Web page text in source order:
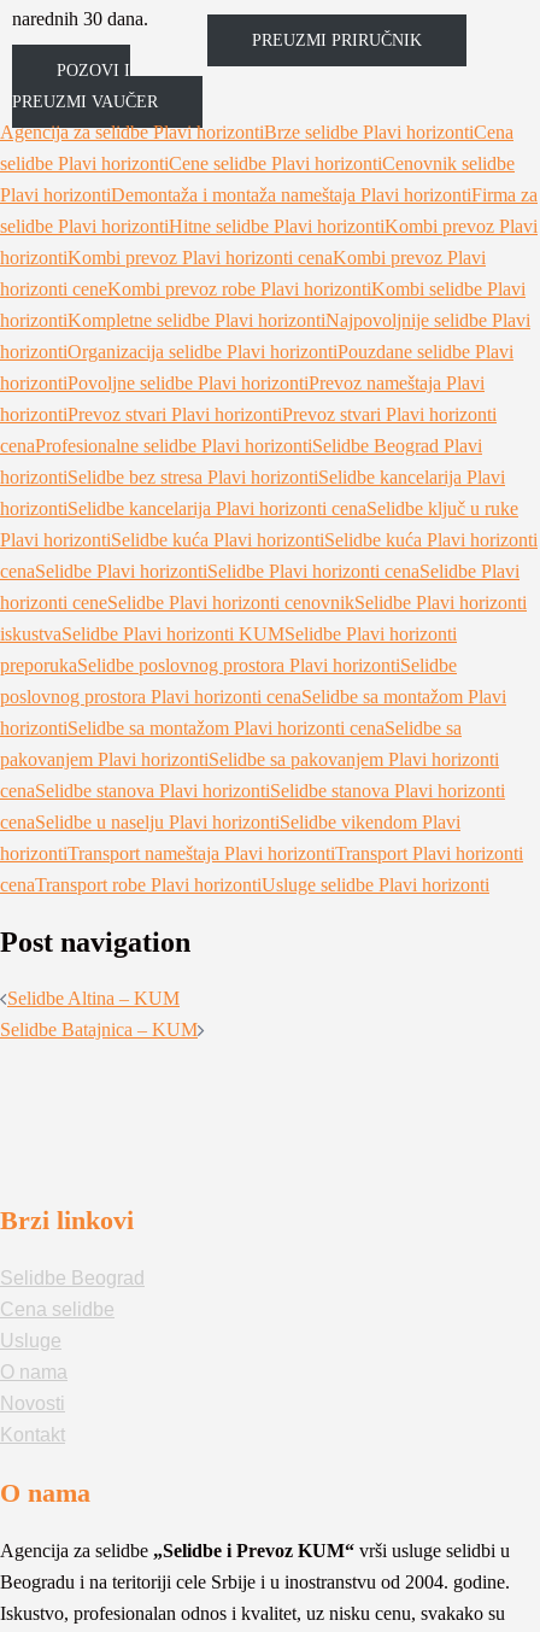
narednih 30 dana.
POZOVI I
PREUZMI VAUČER
PREUZMI PRIRUČNIK
Agencija za selidbe Plavi horizontiBrze selidbe Plavi horizontiCena
selidbe Plavi horizontiCene selidbe Plavi horizontiCenovnik selidbe
Plavi horizontiDemontaža i montaža nameštaja Plavi horizontiFirma za
selidbe Plavi horizontiHitne selidbe Plavi horizontiKombi prevoz Plavi
horizontiKombi prevoz Plavi horizonti cenaKombi prevoz Plavi
horizonti ceneKombi prevoz robe Plavi horizontiKombi selidbe Plavi
horizontiKompletne selidbe Plavi horizontiNajpovoljnije selidbe Plavi
horizontiOrganizacija selidbe Plavi horizontiPouzdane selidbe Plavi
horizontiPovoljne selidbe Plavi horizontiPrevoz nameštaja Plavi
horizontiPrevoz stvari Plavi horizontiPrevoz stvari Plavi horizonti
cenaProfesionalne selidbe Plavi horizontiSelidbe Beograd Plavi
horizontiSelidbe bez stresa Plavi horizontiSelidbe kancelarija Plavi
horizontiSelidbe kancelarija Plavi horizonti cenaSelidbe ključ u ruke
Plavi horizontiSelidbe kuća Plavi horizontiSelidbe kuća Plavi horizonti
cenaSelidbe Plavi horizontiSelidbe Plavi horizonti cenaSelidbe Plavi
horizonti ceneSelidbe Plavi horizonti cenovnikSelidbe Plavi horizonti
iskustvaSelidbe Plavi horizonti KUMSelidbe Plavi horizonti
preporukaSelidbe poslovnog prostora Plavi horizontiSelidbe
poslovnog prostora Plavi horizonti cenaSelidbe sa montažom Plavi
horizontiSelidbe sa montažom Plavi horizonti cenaSelidbe sa
pakovanjem Plavi horizontiSelidbe sa pakovanjem Plavi horizonti
cenaSelidbe stanova Plavi horizontiSelidbe stanova Plavi horizonti
cenaSelidbe u naselju Plavi horizontiSelidbe vikendom Plavi
horizontiTransport nameštaja Plavi horizontiTransport Plavi horizonti
cenaTransport robe Plavi horizontiUsluge selidbe Plavi horizonti
Post navigation
Selidbe Altina – KUM
Selidbe Batajnica – KUM
Brzi linkovi
Selidbe Beograd
Cena selidbe
Usluge
O nama
Novosti
Kontakt
O nama
Agencija za selidbe „Selidbe i Prevoz KUM“ vrši usluge selidbi u
Beogradu i na teritoriji cele Srbije i u inostranstvu od 2004. godine.
Iskustvo, profesionalan odnos i kvalitet, uz nisku cenu, svakako su